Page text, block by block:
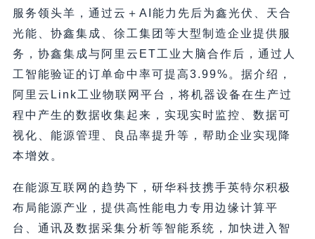
服务领头羊，通过云＋AI能力先后为鑫光伏、天合
光能、协鑫集成、徐工集团等大型制造企业提供服
务，协鑫集成与阿里云ET工业大脑合作后，通过人
工智能验证的订单命中率可提高3.99%。据介绍，
阿里云Link工业物联网平台，将机器设备在生产过
程中产生的数据收集起来，实现实时监控、数据可
视化、能源管理、良品率提升等，帮助企业实现降
本增效。
在能源互联网的趋势下，研华科技携手英特尔积极
布局能源产业，提供高性能电力专用边缘计算平
台、通讯及数据采集分析等智能系统，加快进入智